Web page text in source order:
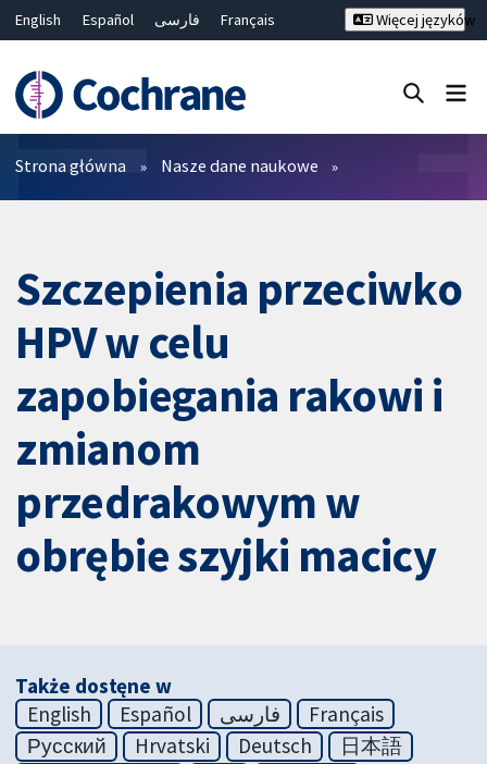
English Español فارسی
Français
Bahasa Malaysia
ไทย
繁體中文
简体中文
Więcej języków
Filtry
Strona główna Nasze dane naukowe
Szczepienia przeciwko
HPV w celu
zapobiegania rakowi i
zmianom
przedrakowym w
obrębie szyjki macicy
Także dostęne w
English
Español فارسی
Français
Русский
Hrvatski Deutsch
日本語